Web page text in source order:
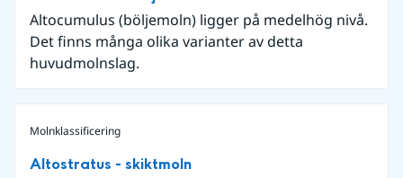
Altocumulus (böljemoln) ligger på medelhög nivå.
Det finns många olika varianter av detta
huvudmolnslag.
Molnklassificering
Altostratus - skiktmoln